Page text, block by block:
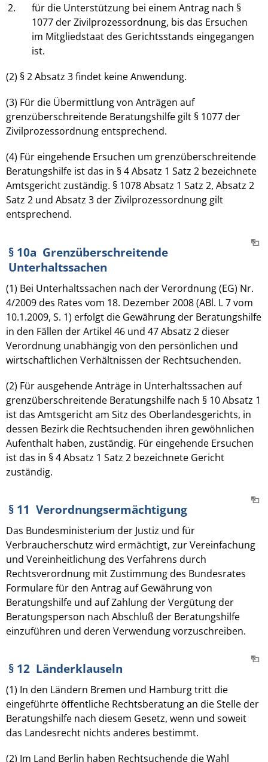
2.
für die Unterstützung bei einem Antrag nach §
1077 der Zivilprozessordnung, bis das Ersuchen
im Mitgliedstaat des Gerichtsstands eingegangen
ist.
(2) § 2 Absatz 3 findet keine Anwendung.
(3) Für die Übermittlung von Anträgen auf
grenzüberschreitende Beratungshilfe gilt § 1077 der
Zivilprozessordnung entsprechend.
(4) Für eingehende Ersuchen um grenzüberschreitende
Beratungshilfe ist das in § 4 Absatz 1 Satz 2 bezeichnete
Amtsgericht zuständig. § 1078 Absatz 1 Satz 2, Absatz 2
Satz 2 und Absatz 3 der Zivilprozessordnung gilt
entsprechend.
§ 10a Grenzüberschreitende
Unterhaltssachen
(1) Bei Unterhaltssachen nach der Verordnung (EG) Nr.
4/2009 des Rates vom 18. Dezember 2008 (ABl. L 7 vom
10.1.2009, S. 1) erfolgt die Gewährung der Beratungshilfe
in den Fällen der Artikel 46 und 47 Absatz 2 dieser
Verordnung unabhängig von den persönlichen und
wirtschaftlichen Verhältnissen der Rechtsuchenden.
(2) Für ausgehende Anträge in Unterhaltssachen auf
grenzüberschreitende Beratungshilfe nach § 10 Absatz 1
ist das Amtsgericht am Sitz des Oberlandesgerichts, in
dessen Bezirk die Rechtsuchenden ihren gewöhnlichen
Aufenthalt haben, zuständig. Für eingehende Ersuchen
ist das in § 4 Absatz 1 Satz 2 bezeichnete Gericht
zuständig.
§ 11 Verordnungsermächtigung
Das Bundesministerium der Justiz und für
Verbraucherschutz wird ermächtigt, zur Vereinfachung
und Vereinheitlichung des Verfahrens durch
Rechtsverordnung mit Zustimmung des Bundesrates
Formulare für den Antrag auf Gewährung von
Beratungshilfe und auf Zahlung der Vergütung der
Beratungsperson nach Abschluß der Beratungshilfe
einzuführen und deren Verwendung vorzuschreiben.
§ 12 Länderklauseln
(1) In den Ländern Bremen und Hamburg tritt die
eingeführte öffentliche Rechtsberatung an die Stelle der
Beratungshilfe nach diesem Gesetz, wenn und soweit
das Landesrecht nichts anderes bestimmt.
(2) Im Land Berlin haben Rechtsuchende die Wahl